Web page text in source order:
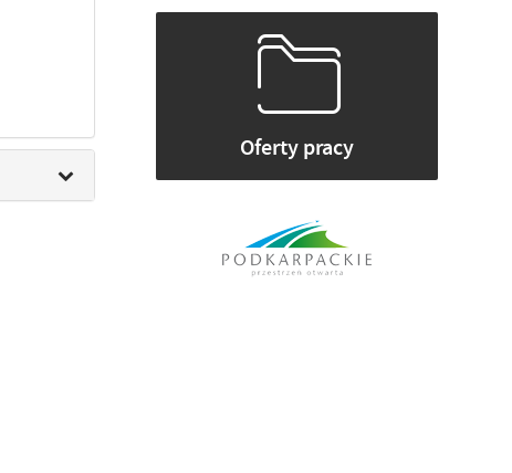
Oferty pracy